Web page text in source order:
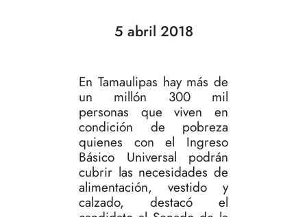
5 abril 2018
En Tamaulipas hay más de
un millón 300 mil
personas que viven en
condición de pobreza
quienes con el Ingreso
Básico Universal podrán
cubrir las necesidades de
alimentación, vestido y
calzado, destacó el